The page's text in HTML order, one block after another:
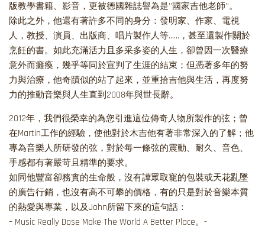
版教學書籍、影音，更被德國雜誌譽為是’’國家吉他老師’’。
除此之外，他還有著許多不同的身分：發明家、作家、電視
人，教授、演員、出版商、唱片製作人等……，甚至還製作關於
烹飪的書。如此充滿活力且多采多姿的人生，卻曾因一次醫療
意外而癱瘓，幾乎等同於宣判了生涯的結束；但憑著多年的努
力與治療，他奇蹟似的站了起來，並重拾吉他與生活，再度努
力的推動音樂與人生直到2008年與世長辭。
2012年，我們很榮幸的為您引進這位傳奇人物所製作的弦；曾
在Martin工作的經驗，使他對於木吉他有著非常深入的了解；他
專為音樂人所研發的弦，對於每一條弦的震動、耐久、音色、
手感都有著嚴苛且精準的要求。
如同他豐富卻務實的生命般，沒有譁眾取寵的包裝或天花亂墜
的廣告行銷，也沒有高不可攀的價格，有的只是對於音樂本質
的熱愛與專業，以及John所留下來的這句話：
– Music Really Dose Make The World A Better Place。-